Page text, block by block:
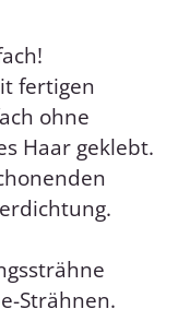
fertigen
ohne
Haar geklebt.
Strähnen.